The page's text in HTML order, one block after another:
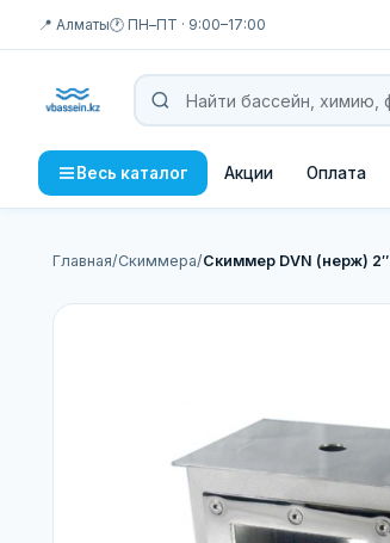
📍 Алматы🕐 ПН–ПТ · 9:00–17:00
Весь каталог Акции Оплата
Главная/Скиммера/Скиммер DVN (нерж) 2″